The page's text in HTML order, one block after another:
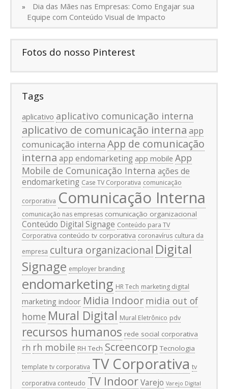
Dia das Mães nas Empresas: Como Engajar sua
Equipe com Conteúdo Visual de Impacto
Fotos do nosso Pinterest
Tags
aplicativo aplicativo comunicação interna
aplicativo de comunicação interna app
comunicação interna App de comunicação
interna app endomarketing app mobile App
Mobile de Comunicação Interna ações de
endomarketing Case TV Corporativa comunicação
corporativa Comunicação Interna
comunicação nas empresas comunicação organizacional
Conteúdo Digital Signage Conteúdo para TV
Corporativa conteúdo tv corporativa coronavírus cultura da
empresa cultura organizacional Digital
Signage employer branding
endomarketing HR Tech marketing digital
marketing indoor Midia Indoor midia out of
home Mural Digital Mural Eletrônico pdv
recursos humanos rede social corporativa
rh rh mobile RH Tech Screencorp Tecnologia
template tv corporativa TV Corporativa tv
corporativa conteudo TV IndoorVarejo Varejo Digital